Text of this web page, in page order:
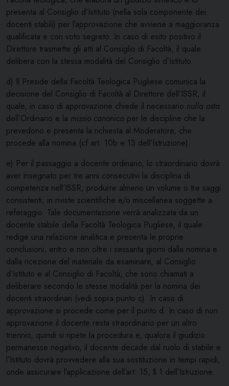
presenta al Consiglio d’Istituto (nella sola componente dei
docenti stabili) per l’approvazione che avviene a maggioranza
qualificata e con voto segreto. In caso di esito positivo il
Direttore trasmette gli atti al Consiglio di Facoltà, il quale
delibera con la stessa modalità del Consiglio d’Istituto.
d) Il Preside della Facoltà Teologica Pugliese comunica la
decisione del Consiglio di Facoltà al Direttore dell’ISSR, il
quale, in caso di approvazione chiede il necessario nulla osta
dell’Ordinario e la missio canonica per le discipline che la
prevedono e presenta la richiesta al Moderatore, che
procede alla nomina (cf art. 10b e 13 dell’Istruzione).
e) Per il passaggio a docente ordinario, lo straordinario dovrà
aver insegnato per tre anni consecutivi la disciplina di
competenza nell’ISSR, produrre almeno un volume o tre saggi
consistenti, in riviste scientifiche e/o miscellanea soggette a
referaggio. Tale documentazione verrà analizzata da un
docente stabile della Facoltà Teologica Pugliese, il quale
redige una relazione analitica e presenta le proprie
conclusioni, entro e non oltre i sessanta giorni dalla nomina e
dalla ricezione del materiale da esaminare, al Consiglio
d’Istituto e al Consiglio di Facoltà, che sono chiamati a
deliberare secondo le stesse modalità per la nomina dei
docenti straordinari (vedi sopra punto c). In caso di
approvazione si procede come per il punto d. In caso di non
approvazione il docente resta straordinario per un altro
triennio, quindi si ripete la procedura e, qualora il giudizio
permanesse negativo, il docente decade dal ruolo di stabile e
l’Istituto dovrà provvedere alla sua sostituzione in tempi rapidi,
onde assicurare l’applicazione dell’art. 15, § 1 dell’Istruzione.